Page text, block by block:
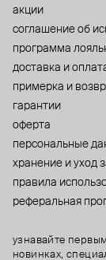
акции
cоглашение об
программа
доставка и
примерка и
гарантии
оферта
персональные
хранение и уход
правила
реферальная
узнавайте
новинках,